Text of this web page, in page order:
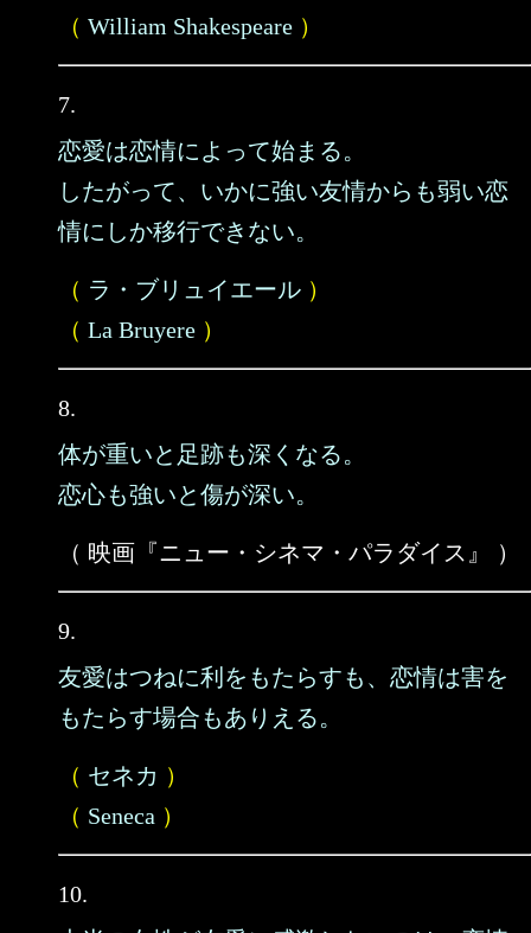
（ William Shakespeare ）
7.
恋愛は恋情によって始まる。
したがって、いかに強い友情からも弱い恋
情にしか移行できない。
（ ラ・ブリュイエール ）
（ La Bruyere ）
8.
体が重いと足跡も深くなる。
恋心も強いと傷が深い。
（ 映画『ニュー・シネマ・パラダイス』 ）
9.
友愛はつねに利をもたらすも、恋情は害を
もたらす場合もありえる。
（ セネカ ）
（ Seneca ）
10.